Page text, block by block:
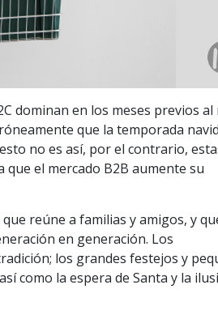
dominan en los meses previos al
que la temporada
no es así, por el contrario,
el mercado B2B aumente su
reúne a familias y amigos, y
en generación. Los
los grandes festejos y
como la espera de Santa y la